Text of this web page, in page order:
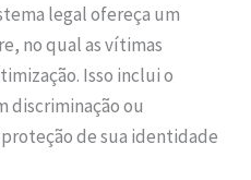
legal ofereça um
no qual as vítimas
Isso inclui o
discriminação ou
de sua identidade